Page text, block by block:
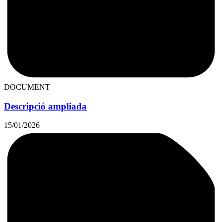
DOCUMENT
Descripció ampliada
15/01/2026